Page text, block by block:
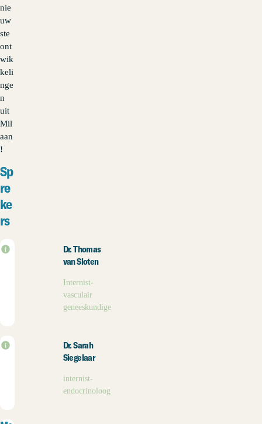
nie
uw
ste
ont
wik
keli
nge
n
uit
Mil
aan
!
Sp
re
ke
rs
Dr. Thomas
van Sloten
Internist-
vasculair
geneeskundige
Dr. Sarah
Siegelaar
internist-
endocrinoloog